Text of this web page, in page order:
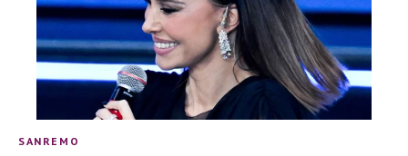
SANREMO